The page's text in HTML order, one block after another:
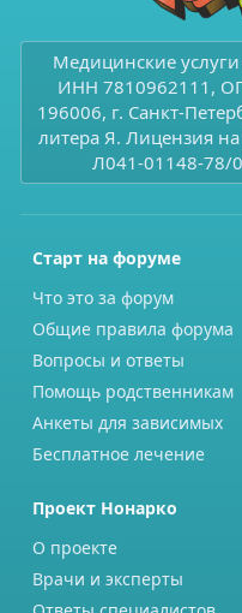
Медицинские
ИНН 7810962111,
196006, г. Санкт-
литера Я. Лицензия
Л041-01148-78/
Старт на форуме
Что это за форум
Общие правила форума
Вопросы и ответы
Помощь родственникам
Анкеты для зависимых
Бесплатное лечение
Проект Нонарко
О проекте
Врачи и эксперты